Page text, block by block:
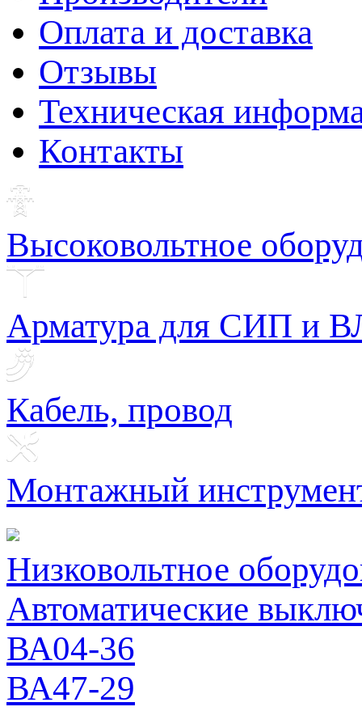
Оплата и доставка
Отзывы
Техническая
Контакты
Высоковольтное
Арматура для СИП и
Кабель, провод
Монтажный
Низковольтное
Автоматические
ВА04-36
ВА47-29